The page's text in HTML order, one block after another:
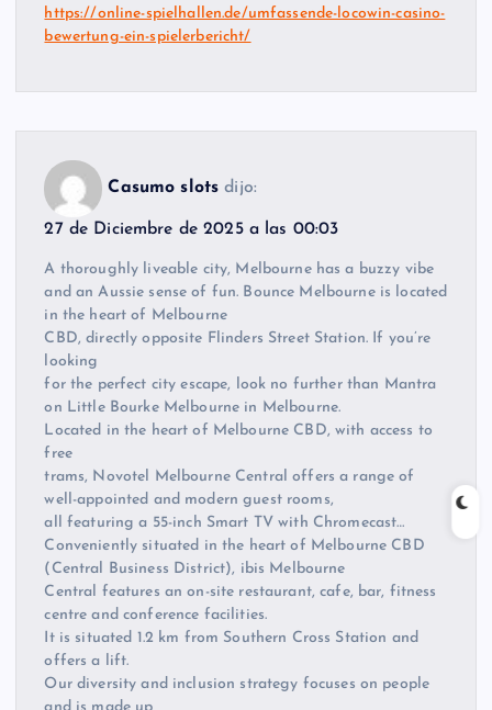
https://online-spielhallen.de/umfassende-locowin-casino-
bewertung-ein-spielerbericht/
Casumo slots dijo:
27 de Diciembre de 2025 a las 00:03
A thoroughly liveable city, Melbourne has a buzzy vibe
and an Aussie sense of fun. Bounce Melbourne is located
in the heart of Melbourne
CBD, directly opposite Flinders Street Station. If you’re
looking
for the perfect city escape, look no further than Mantra
on Little Bourke Melbourne in Melbourne.
Located in the heart of Melbourne CBD, with access to
free
trams, Novotel Melbourne Central offers a range of
well-appointed and modern guest rooms,
all featuring a 55-inch Smart TV with Chromecast…
Conveniently situated in the heart of Melbourne CBD
(Central Business District), ibis Melbourne
Central features an on-site restaurant, cafe, bar, fitness
centre and conference facilities.
It is situated 1.2 km from Southern Cross Station and
offers a lift.
Our diversity and inclusion strategy focuses on people